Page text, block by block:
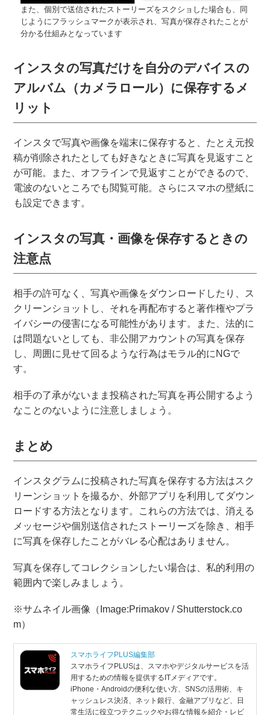
また、個別で送信されたストーリーズをスクショした場合も、同
じようにフラッシュマークが表示され、写真が保存されたことが
分かる仕組みとなっています
インスタの写真だけを自分のデバイスの
アルバム（カメラロール）に保存するメ
リット
インスタで写真や画像を端末に保存すると、たとえ元投
稿が削除されたとしても好きなときに写真を見返すこと
が可能。また、オフラインで見返すことができるので、
電波のないところでも閲覧可能。さらにスマホの壁紙に
も設定できます。
インスタの写真・画像を保存するときの
注意点
相手の許可なく、写真や画像をダウンロードしたり、ス
クリーンショットし、それを再配布すると著作権やプラ
イバシーの侵害になる可能性があります。また、法的に
は問題ないとしても、非公開アカウントの写真を保存
し、周囲に見せて回るような行為はモラル的にNGで
す。
相手の了承がないまま投稿された写真を再公開するよう
なことのないように注意しましょう。
まとめ
インスタグラムに投稿された写真を保存する方法はスク
リーンショットを撮るか、外部アプリを利用してダウン
ロードする方法となります。これらの方法では、消える
メッセージや個別送信されたストーリーズを除き、相手
に写真を保存したことがバレる心配はありません。
写真を保存してコレクションしたい場合は、私的利用の
範囲内で楽しみましょう。
※サムネイル画像（Image:Primakov / Shutterstock.co
m）
スマホライフPLUS編集部
スマホライフPLUSは、スマホやデジタルサービスを活
用するための情報を提供するITメディアです。
iPhone・Androidの便利な使い方、SNSの活用術、キ
ャッシュレス決済、ネット銀行、金融アプリなど、日
常生活に役立つテクニックやお得な情報を紹介・レビ